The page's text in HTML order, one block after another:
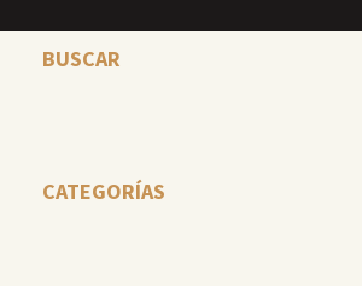
BUSCAR
CATEGORÍAS